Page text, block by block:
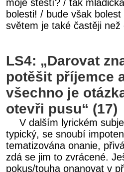
moje štěstí? / tak
bolesti! / bude však
světem je také častěji
LS4: „Darovat
potěšit příjemce
všechno je
otevři pusu“ (17)
V dalším lyrickém
typický, se snoubí
tematizována onanie,
zdá se jim to zvrácené.
pokus/touha onanovat v